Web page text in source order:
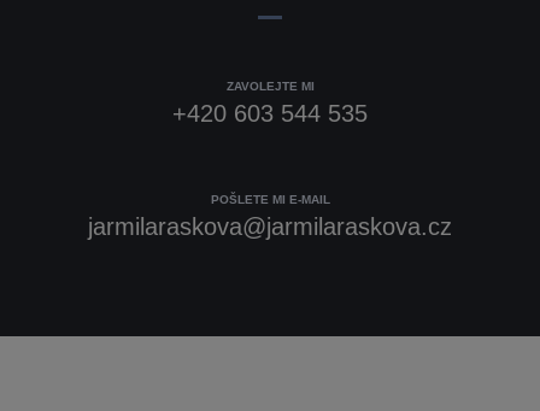
ZAVOLEJTE MI
+420 603 544 535
POŠLETE MI E-MAIL
jarmilaraskova@jarmilaraskova.cz